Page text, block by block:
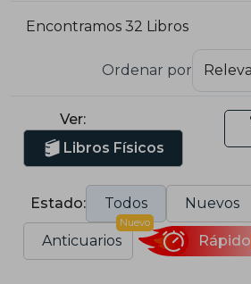
Encontramos 32 Libros
Ordenar por
Ver:
Libros Físicos
Estado: Todos Nuevos
Anticuarios
Nuevo
Rápido